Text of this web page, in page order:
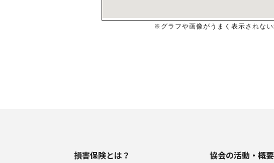
※グラフや画像がうまく表示されな
損害保険とは？ 協会の活動・概要